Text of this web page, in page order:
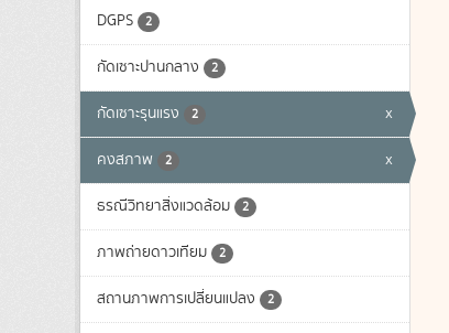
DGPS 2
กัดเซาะปานกลาง 2
กัดเซาะรุนแรง 2 x
คงสภาพ 2 x
ธรณีวิทยาสิ่งแวดล้อม 2
ภาพถ่ายดาวเทียม 2
สถานภาพการเปลี่ยนแปลง 2